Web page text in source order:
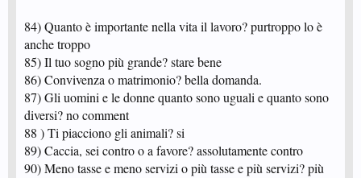
84) Quanto è importante nella vita il lavoro? purtroppo lo è
anche troppo
85) Il tuo sogno più grande? stare bene
86) Convivenza o matrimonio? bella domanda.
87) Gli uomini e le donne quanto sono uguali e quanto sono
diversi? no comment
88 ) Ti piacciono gli animali? si
89) Caccia, sei contro o a favore? assolutamente contro
90) Meno tasse e meno servizi o più tasse e più servizi? più